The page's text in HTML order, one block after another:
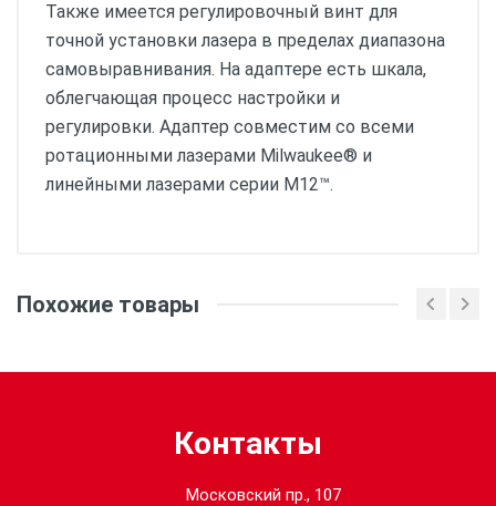
Также имеется регулировочный винт для
точной установки лазера в пределах диапазона
самовыравнивания. На адаптере есть шкала,
облегчающая процесс настройки и
регулировки. Адаптер совместим со всеми
ротационными лазерами Milwaukee® и
линейными лазерами серии M12™.
Похожие товары
Контакты
Московский пр., 107